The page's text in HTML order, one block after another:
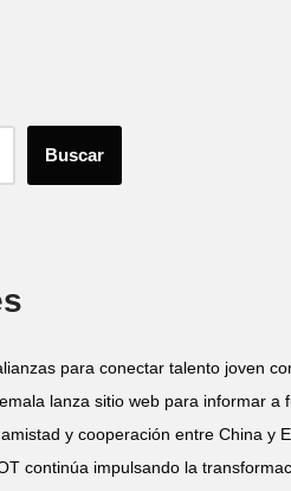
Buscar
para conectar talento joven
lanza sitio web para informar a
y cooperación entre China y
continúa impulsando la